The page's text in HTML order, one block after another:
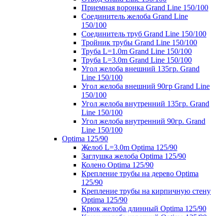
Приемная воронка Grand Line 150/100
Соединитель желоба Grand Line
150/100
Соединитель труб Grand Line 150/100
Тройник трубы Grand Line 150/100
Труба L=1.0m Grand Line 150/100
Труба L=3.0m Grand Line 150/100
Угол желоба внешний 135гр. Grand
Line 150/100
Угол желоба внешний 90гр Grand Line
150/100
Угол желоба внутренний 135гр. Grand
Line 150/100
Угол желоба внутренний 90гр. Grand
Line 150/100
Optima 125/90
Желоб L=3.0m Optima 125/90
Заглушка желоба Optima 125/90
Колено Optima 125/90
Крепление трубы на дерево Optima
125/90
Крепление трубы на кирпичную стену
Optima 125/90
Крюк желоба длинный Optima 125/90